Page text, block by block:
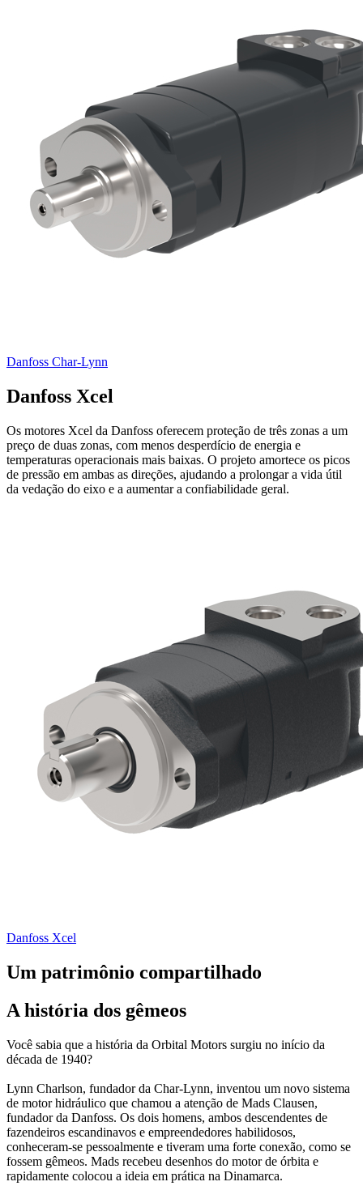
Danfoss Char-Lynn
Danfoss Xcel
Os motores Xcel da Danfoss oferecem proteção de três zonas a um
preço de duas zonas, com menos desperdício de energia e
temperaturas operacionais mais baixas. O projeto amortece os picos
de pressão em ambas as direções, ajudando a prolongar a vida útil
da vedação do eixo e a aumentar a confiabilidade geral.
Danfoss Xcel
Um patrimônio compartilhado
A história dos gêmeos
Você sabia que a história da Orbital Motors surgiu no início da
década de 1940?
Lynn Charlson, fundador da Char-Lynn, inventou um novo sistema
de motor hidráulico que chamou a atenção de Mads Clausen,
fundador da Danfoss. Os dois homens, ambos descendentes de
fazendeiros escandinavos e empreendedores habilidosos,
conheceram-se pessoalmente e tiveram uma forte conexão, como se
fossem gêmeos. Mads recebeu desenhos do motor de órbita e
rapidamente colocou a ideia em prática na Dinamarca.